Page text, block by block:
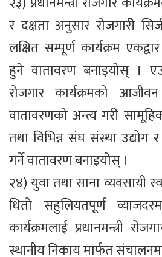
र दक्षता अनुसार रोजगारीे
लक्षित सम्पूर्ण कार्यक्रम
हुने वातावरण बनाइयोस् । एउटै
रोजगार कार्यक्रमको
वातावरणको अन्त्य गरी
तथा विभिन्न संघ संस्था उद्योग
गर्ने वातावरण बनाइयोस् ।
२४) युवा तथा साना व्यवसायी
धितो सहुलियतपूर्ण
कार्यक्रमलाई प्रधानमन्त्री
स्थानीय निकाय मार्फत